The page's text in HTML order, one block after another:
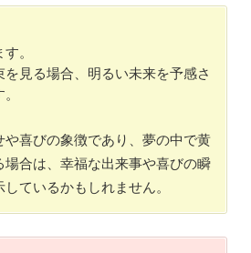
。
見る場合、明るい未来を予感さ
喜びの象徴であり、夢の中で黄
合は、幸福な出来事や喜びの瞬
ているかもしれません。